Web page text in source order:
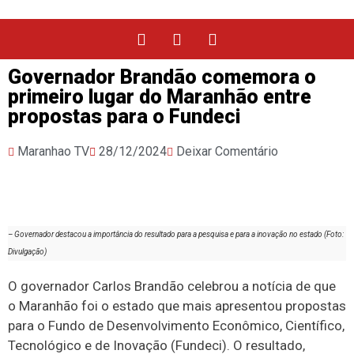
Governador Brandão comemora o
primeiro lugar do Maranhão entre
propostas para o Fundeci
Maranhao TV 28/12/2024 Deixar Comentário
– Governador destacou a importância do resultado para a pesquisa e para a inovação no estado (Foto:
Divulgação)
O governador Carlos Brandão celebrou a notícia de que
o Maranhão foi o estado que mais apresentou propostas
para o Fundo de Desenvolvimento Econômico, Científico,
Tecnológico e de Inovação (Fundeci). O resultado,